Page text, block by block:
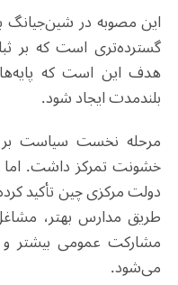
اینمصوبه در
گسترده‌تری است که بر
هدف این است که
بلندمدت ایجاد شود.
مرحله نخستسیاست بر
خشونت تمرکز داشت. اما
دولت مرکزی چین تأکید
طریق مدارس بهتر، مشاغل
مشارکت عمومی بیشتر
می‌شود.